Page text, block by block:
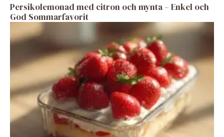
Persikolemonad med citron och mynta – Enkel och
God Sommarfavorit